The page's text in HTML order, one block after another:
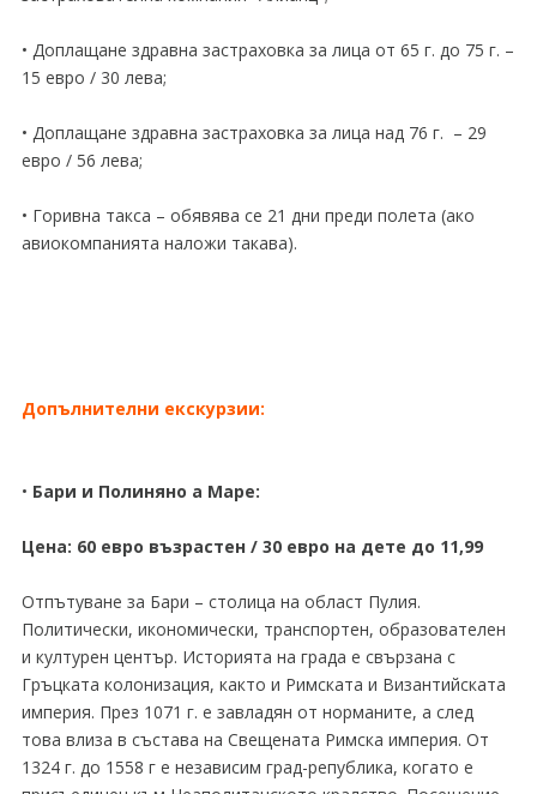
• Доплащане здравна застраховка за лица от 65 г. до 75 г. –
15 евро / 30 лева;
• Доплащане здравна застраховка за лица над 76 г. – 29
евро / 56 лева;
• Горивна такса – обявява се 21 дни преди полета (ако
авиокомпанията наложи такава).
Допълнителни екскурзии:
• Бари и Полиняно а Маре:
Цена: 60 евро възрастен / 30 евро на дете до 11,99
Отпътуване за Бари – столица на област Пулия.
Политически, икономически, транспортен, образователен
и културен център. Историята на града е свързана с
Гръцката колонизация, както и Римската и Византийската
империя. През 1071 г. е завладян от норманите, а след
това влиза в състава на Свещената Римска империя. От
1324 г. до 1558 г е независим град-република, когато е